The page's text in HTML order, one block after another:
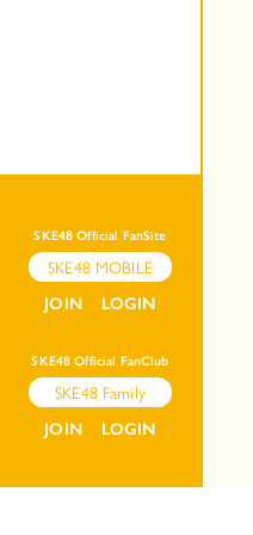
SKE48 Official FanSite
SKE48 MOBILE
JOIN LOGIN
SKE48 Official FanClub
SKE48 Family
JOIN LOGIN